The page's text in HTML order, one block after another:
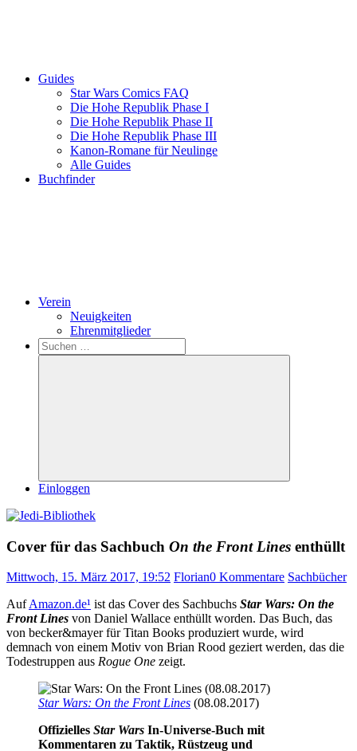
Guides
Star Wars Comics FAQ
Die Hohe Republik Phase I
Die Hohe Republik Phase II
Die Hohe Republik Phase III
Kanon-Romane für Neulinge
Alle Guides
Buchfinder
Verein
Neuigkeiten
Ehrenmitglieder
Search
Suchen
nach:
Suchen
Einloggen
Cover für das Sachbuch On the Front Lines enthüllt
Mittwoch, 15. März 2017, 19:52 Florian0 Kommentare Sachbücher
AufAmazon.de¹ ist das Cover des Sachbuchs Star Wars: On the
Front Lines von Daniel Wallace enthüllt worden. Das Buch, das
von becker&mayer für Titan Books produziert wurde, wird
demnach von einem Motiv von Brian Rood geziert werden, das die
Todestruppen aus Rogue One zeigt.
Star Wars: On the Front Lines (08.08.2017)
Offizielles Star Wars In-Universe-Buch mit
Kommentaren zu Taktik, Rüstzeug und